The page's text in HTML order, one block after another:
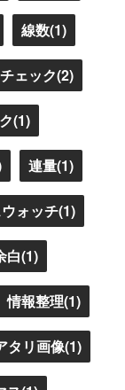
線数(1)
ェック(2)
(1)
連量(1)
ォッチ(1)
白(1)
情報整理(1)
タリ画像(1)